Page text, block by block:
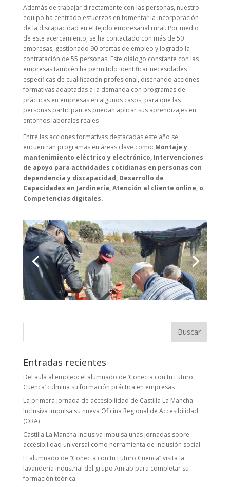
Además de trabajar directamente con las personas, nuestro
equipo ha centrado esfuerzos en fomentar la incorporación
de la discapacidad en el tejido empresarial rural. Por medio
de este acercamiento, se ha contactado con más de 50
empresas, gestionado 90 ofertas de empleo y logrado la
contratación de 55 personas. Este diálogo constante con las
empresas también ha permitido identificar necesidades
específicas de cualificación profesional, diseñando acciones
formativas adaptadas a la demanda con programas de
prácticas en empresas en algunos casos, para que las
personas participantes puedan aplicar sus aprendizajes en
entornos laborales reales
Entre las acciones formativas destacadas este año se
encuentran programas en áreas clave como: Montaje y
mantenimiento eléctrico y electrónico, Intervenciones
de apoyo para actividades cotidianas en personas con
dependencia y discapacidad, Desarrollo de
Capacidades en Jardinería, Atención al cliente online, o
Competencias digitales.
Buscar:
Entradas recientes
Del aula al empleo: el alumnado de ‘Conecta con tu Futuro
Cuenca’ culmina su formación práctica en empresas
La primera jornada de accesibilidad de Castilla La Mancha
Inclusiva impulsa su nueva Oficina Regional de Accesibilidad
(ORA)
Castilla La Mancha Inclusiva impulsa unas jornadas sobre
accesibilidad universal como herramienta de inclusión social
El alumnado de “Conecta con tu Futuro Cuenca” visita la
lavandería industrial del grupo Amiab para completar su
formación teórica